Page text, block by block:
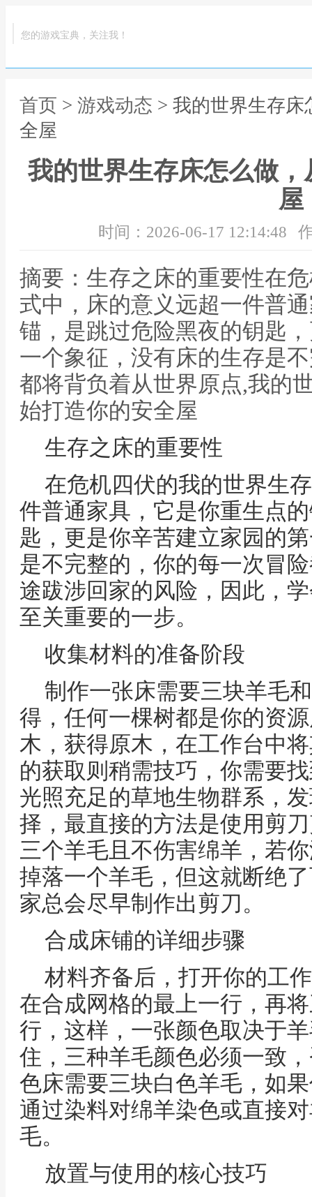
您的游戏宝典，关注我！
首页 > 游戏动态 > 我的世界生存
全屋
我的世界生存床怎么做
屋
时间：2026-06-17 12:14:48
摘要：生存之床的重要性在
式中，床的意义远超一件普
锚，是跳过危险黑夜的钥匙
一个象征，没有床的生存是
都将背负着从世界原点,我的
始打造你的安全屋
生存之床的重要性
在危机四伏的我的世界生
件普通家具，它是你重生点
匙，更是你辛苦建立家园的
是不完整的，你的每一次冒
途跋涉回家的风险，因此，
至关重要的一步。
收集材料的准备阶段
制作一张床需要三块羊毛
得，任何一棵树都是你的资
木，获得原木，在工作台中
的获取则稍需技巧，你需要
光照充足的草地生物群系，
择，最直接的方法是使用剪
三个羊毛且不伤害绵羊，若
掉落一个羊毛，但这就断绝
家总会尽早制作出剪刀。
合成床铺的详细步骤
材料齐备后，打开你的工
在合成网格的最上一行，再
行，这样，一张颜色取决于
住，三种羊毛颜色必须一致
色床需要三块白色羊毛，如
通过染料对绵羊染色或直接
毛。
放置与使用的核心技巧